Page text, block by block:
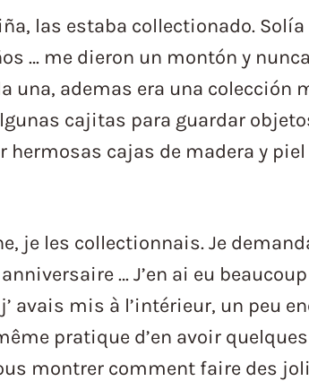
las estaba collectionado.
… me dieron un montón y
una, ademas era una colección
cajitas para guardar
hermosas cajas de madera y
je les collectionnais. Je
… J’en ai eu
avais mis à l’intérieur, un peu
pratique d’en avoir
montrer comment faire des